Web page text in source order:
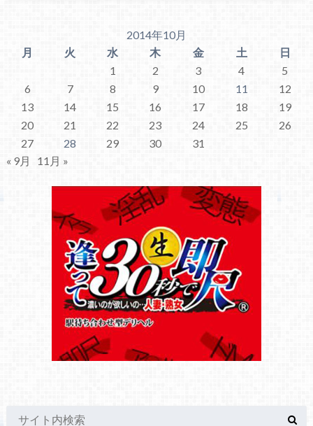
2014年10月
月
火 水 木 金 土
日
1
2 3 4
5
6
7 8 9 10 11
12
13
14 15 16 17 18
19
20
21 22 23 24 25
26
27
28 29 30
31
« 9月
11月 »